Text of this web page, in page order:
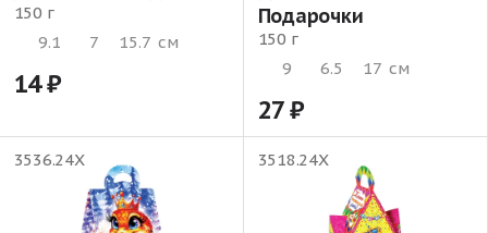
150 г
9.1
7 15.7 см
14
Подарочки
150 г
9
6.5 17 см
27
3536.24Х 3518.24Х